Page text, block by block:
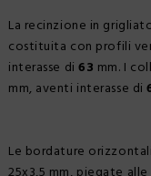
La recinzione in
costituita con profili
interasse di63 mm. I
mm, aventi interasse di
Le bordature